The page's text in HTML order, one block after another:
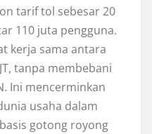
tarif tol sebesar 20
110 juta pengguna.
kerja sama antara
tanpa membebani
Ini mencerminkan
usaha dalam
gotong royong